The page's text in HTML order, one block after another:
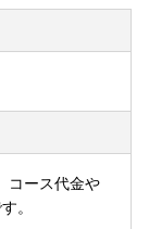
コース代金や
。